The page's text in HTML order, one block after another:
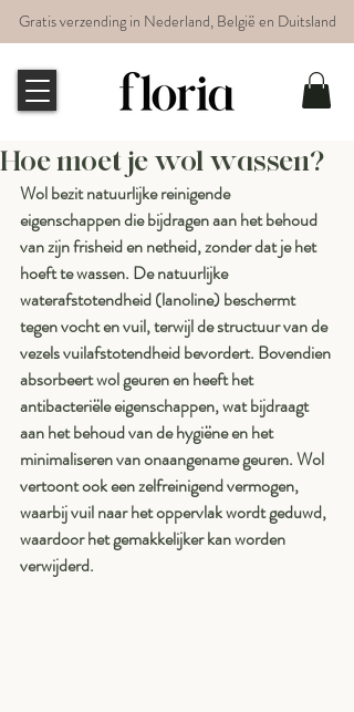
Gratis verzending in Nederland, België en Duitsland
Hoe moet je wol wassen?
Wol bezit natuurlijke reinigende
eigenschappen die bijdragen aan het behoud
van zijn frisheid en netheid, zonder dat je het
hoeft te wassen. De natuurlijke
waterafstotendheid (lanoline) beschermt
tegen vocht en vuil, terwijl de structuur van de
vezels vuilafstotendheid bevordert. Bovendien
absorbeert wol geuren en heeft het
antibacteriële eigenschappen, wat bijdraagt
aan het behoud van de hygiëne en het
minimaliseren van onaangename geuren. Wol
vertoont ook een zelfreinigend vermogen,
waarbij vuil naar het oppervlak wordt geduwd,
waardoor het gemakkelijker kan worden
verwijderd.